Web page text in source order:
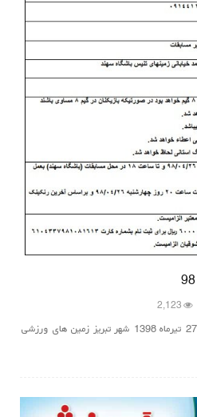
مسابقات تنیس در شهر تبریز 28 - 27 تیرماه 1398 شهر تبریز زمین های ورزشی